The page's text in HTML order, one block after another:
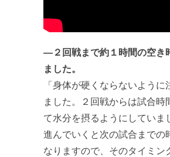
―２回戦まで約１時間の空き
ました。
「身体が硬くならないように
ました。２回戦からは試合時
て水分を摂るようにしていま
進んでいくと次の試合までの
なりますので、そのタイミン